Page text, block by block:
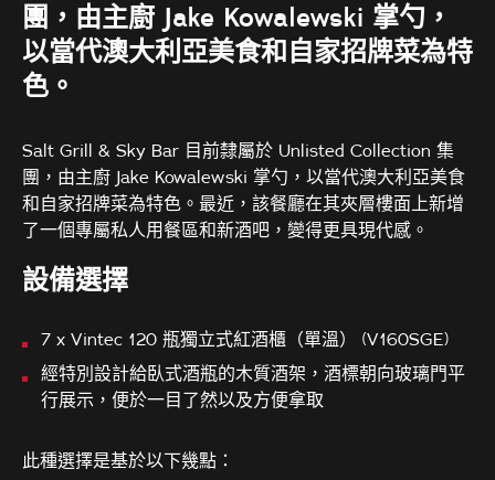
團，由主廚 Jake Kowalewski 掌勺，
以當代澳大利亞美食和自家招牌菜為特
色。
Salt Grill & Sky Bar 目前隸屬於 Unlisted Collection 集
團，由主廚 Jake Kowalewski 掌勺，以當代澳大利亞美食
和自家招牌菜為特色。最近，該餐廳在其夾層樓面上新增
了一個專屬私人用餐區和新酒吧，變得更具現代感。
設備選擇
7 x Vintec 120 瓶獨立式紅酒櫃（單溫） (V160SGE)
經特別設計給臥式酒瓶的木質酒架，酒標朝向玻璃門平
行展示，便於一目了然以及方便拿取
此種選擇是基於以下幾點：